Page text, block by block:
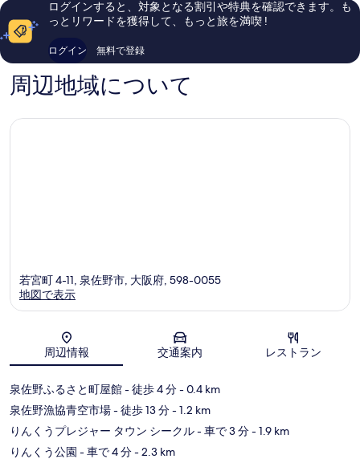
ミ
2,615
の
口
ミ
佐
し
ログインすると、対象となる割引や特典を確認できます。も
っとリワードを獲得して、もっと旅を満喫 !
ログイン 無料で登録
周辺地域について
地図
若宮町 4-11, 泉佐野市, 大阪府, 598-0055
地図で表示
周辺情報 交通案内 レストラン
泉佐野ふるさと町屋館- 徒歩 4 分- 0.4 km
泉佐野漁協青空市場- 徒歩 13 分- 1.2 km
りんくうプレジャー タウン シークル- 車で 3 分- 1.9 km
りんくう公園 - 車で 4 分- 2.3 km